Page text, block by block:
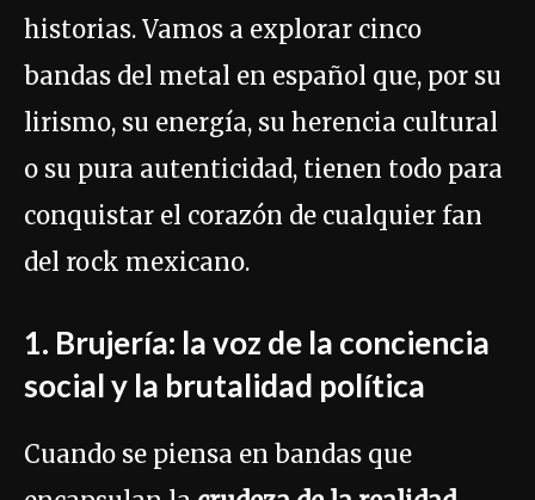
historias. Vamos a explorar cinco
bandas del metal en español que, por su
lirismo, su energía, su herencia cultural
o su pura autenticidad, tienen todo para
conquistar el corazón de cualquier fan
del rock mexicano.
1. Brujería: la voz de la conciencia
social y la brutalidad política
Cuando se piensa en bandas que